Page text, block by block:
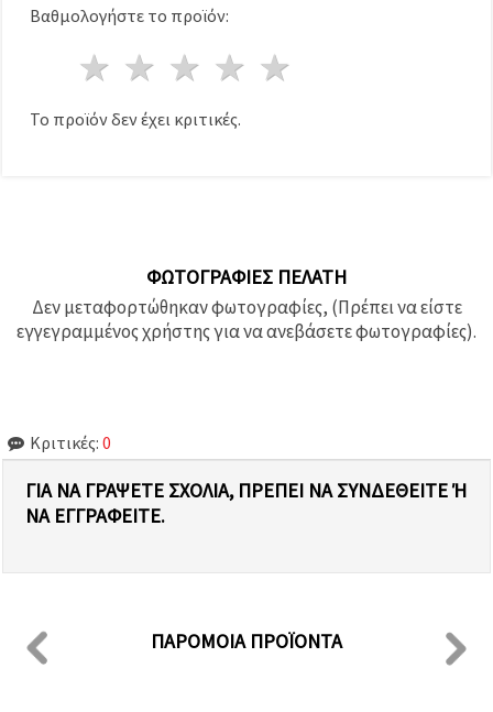
cookies και
κάνοντας
Αποθήκευση.
Βαθμολογήστε το προϊόν:
4 Αστέρια
3 Αστέρια
2 Αστέρια
1 Αστέρι
Το προϊόν δεν έχει κριτικές.
ΦΩΤΟΓΡΑΦΊΕΣ ΠΕΛΆΤΗ
Δεν μεταφορτώθηκαν φωτογραφίες, (Πρέπει να είστε
εγγεγραμμένος χρήστης για να ανεβάσετε φωτογραφίες).
Κριτικές: 0
ΓΙΑ ΝΑ ΓΡΆΨΕΤΕ ΣΧΌΛΙΑ, ΠΡΈΠΕΙ ΝΑ ΣΥΝΔΕΘΕΊΤΕ Ή Ν
Α ΕΓΓΡΑΦΕΊΤΕ.
ΠΑΡΌΜΟΙΑ ΠΡΟΪΌΝΤΑ